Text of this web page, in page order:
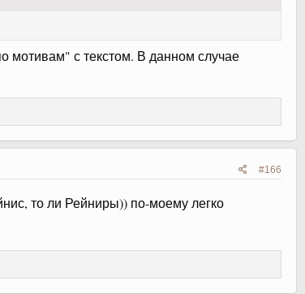
мотивам" с текстом. В данном случае
#166
то ли Рейниры)) по-моему легко